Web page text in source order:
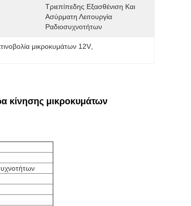
Τριεπίπεδης Εξασθένιση Και
Ασύρματη Λειτουργία
Ραδιοσυχνοτήτων
μικροκυμάτων 12V
κίνησης μικροκυμάτων